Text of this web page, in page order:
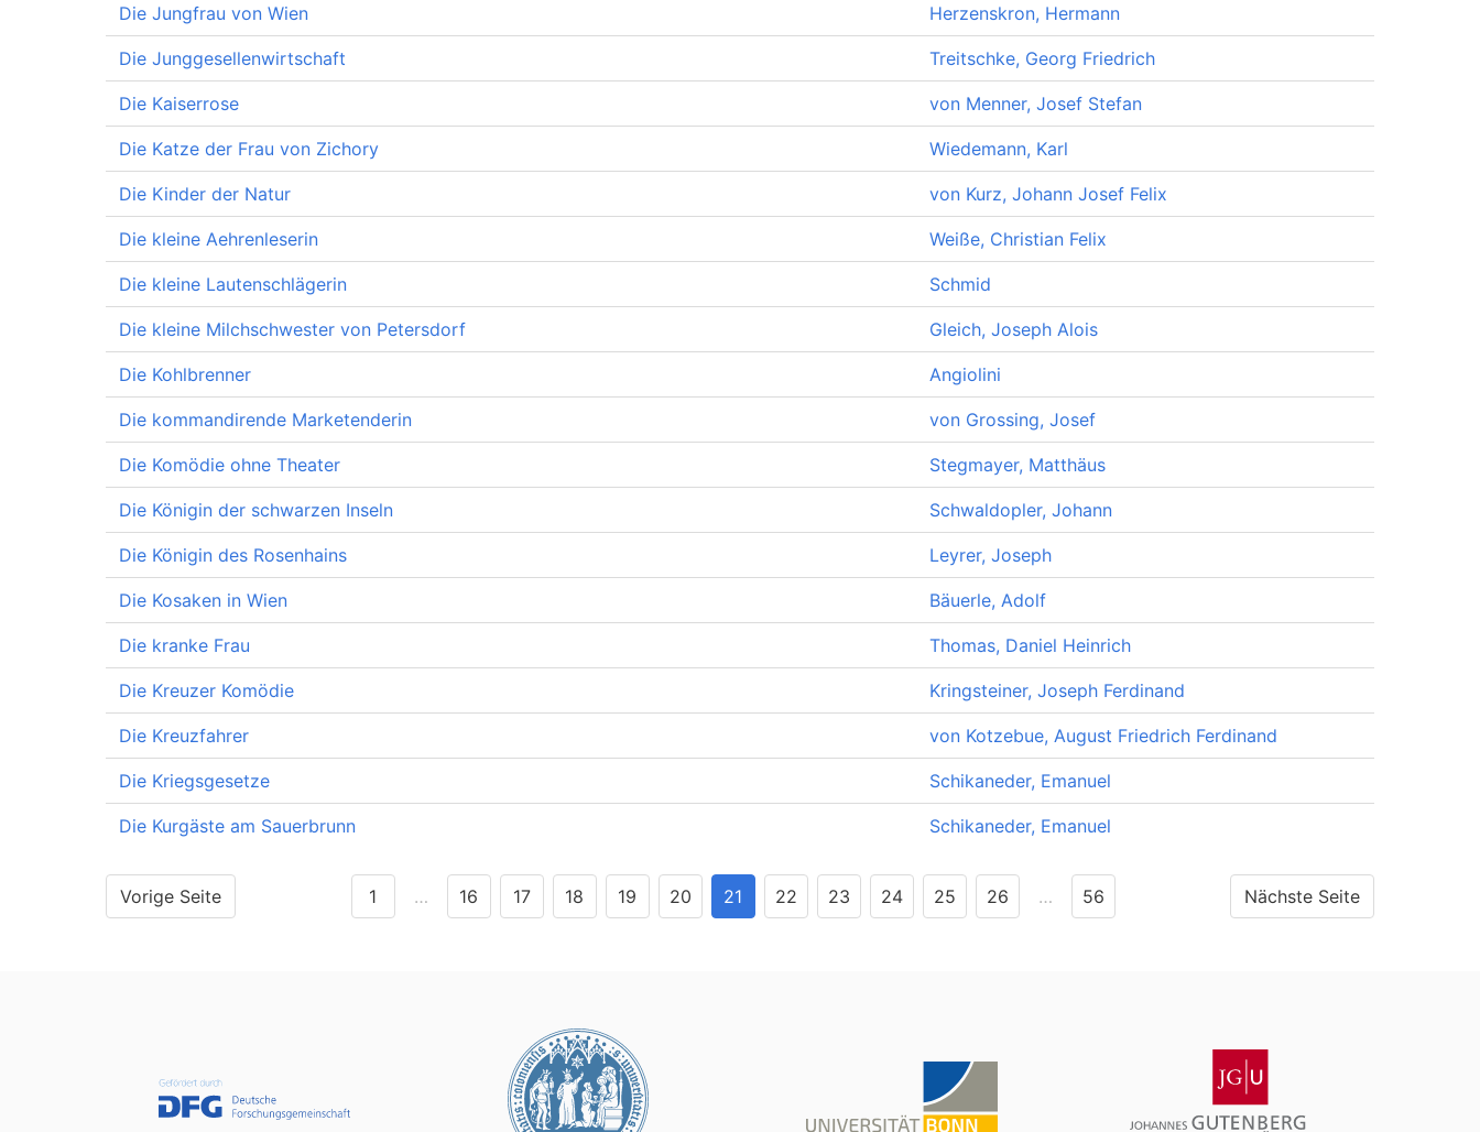
Die Jungfrau von Wien Herzenskron, Hermann
Die Junggesellenwirtschaft Treitschke, Georg Friedrich
Die Kaiserrose von Menner, Josef Stefan
Die Katze der Frau von Zichory Wiedemann, Karl
Die Kinder der Natur von Kurz, Johann Josef Felix
Die kleine Aehrenleserin Weiße, Christian Felix
Die kleine Lautenschlägerin Schmid
Die kleine Milchschwester von Petersdorf Gleich, Joseph Alois
Die Kohlbrenner Angiolini
Die kommandirende Marketenderin von Grossing, Josef
Die Komödie ohne Theater Stegmayer, Matthäus
Die Königin der schwarzen Inseln Schwaldopler, Johann
Die Königin des Rosenhains Leyrer, Joseph
Die Kosaken in Wien Bäuerle, Adolf
Die kranke Frau Thomas, Daniel Heinrich
Die Kreuzer Komödie Kringsteiner, Joseph Ferdinand
Die Kreuzfahrer von Kotzebue, August Friedrich Ferdinand
Die Kriegsgesetze Schikaneder, Emanuel
Die Kurgäste am Sauerbrunn Schikaneder, Emanuel
Vorige Seite Nächste Seite
1 … 16 17 18 19 20 21 22 23 24 25 26 … 56